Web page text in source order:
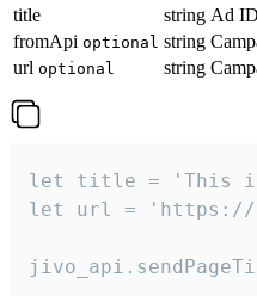
title
string Ad ID
fromApi optional string
url optional string
let title = 'This is
let url = 'https://